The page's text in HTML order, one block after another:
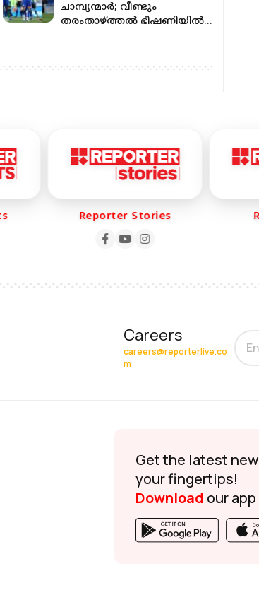
ചാമ്പ്യന്മാര്‍; വീണ്ടും
തരംതാഴ്ത്തല്‍ ഭീഷണിയില്‍
Reporter Stories
Careers
careers@reporterlive.co
m
Get the latest
your fingertips!
Download our